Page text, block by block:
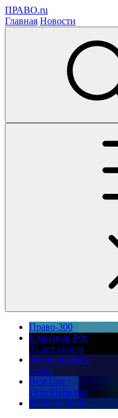
ПРАВО.ru
Главная Новости
Право-300
Юррынок РФ:
35 лет спустя
Экологическое
право
Best Law
Firm Marketing
ПМЮФ 2026